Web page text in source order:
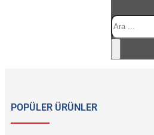
POPÜLER ÜRÜNLER